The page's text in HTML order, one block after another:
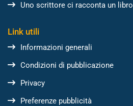
Uno scrittore ci racconta un libro
Link utili
Informazioni generali
Condizioni di pubblicazione
Privacy
Preferenze pubblicità